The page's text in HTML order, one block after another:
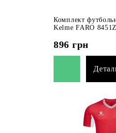
Комплект
Kelme FARO
896 грн